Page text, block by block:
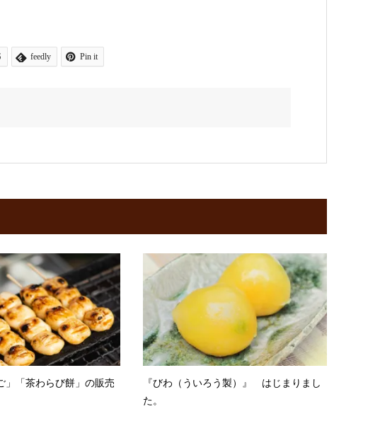
feedly Pin it
」「茶わらび餅」の販売
『びわ（ういろう製）』 はじまりまし
た。